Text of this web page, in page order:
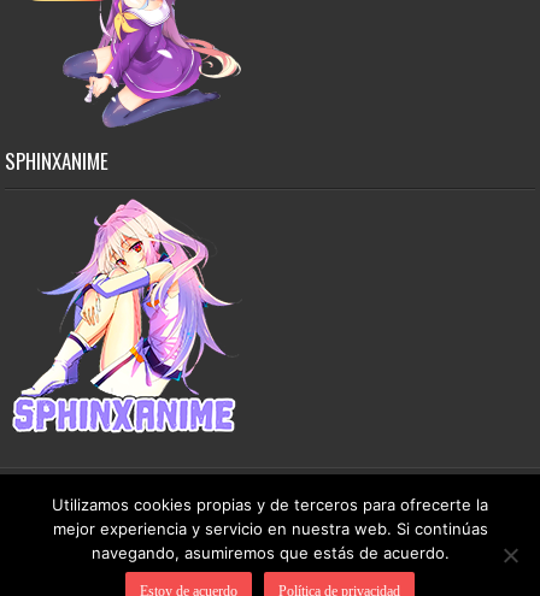
SPHINXANIME
Copyright © 2015-2026 SphinxAnime - Este sitio no almacena ningún archivo en sus
servidores, solo comparte contenido de dominio público de manera gratuita.
Utilizamos cookies propias y de terceros para ofrecerte la
mejor experiencia y servicio en nuestra web. Si continúas
navegando, asumiremos que estás de acuerdo.
Estoy de acuerdo Política de privacidad